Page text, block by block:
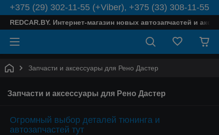
+375 (29) 302-11-55 (+Viber), +375 (33) 308-11-55
REDCAR.BY. Интернет-магазин новых автозапчастей и
Запчасти и аксессуары для Рено Дастер
Запчасти и аксессуары для Рено Дастер
Огромный выбор деталей тюнинга и
автозапчастей тут